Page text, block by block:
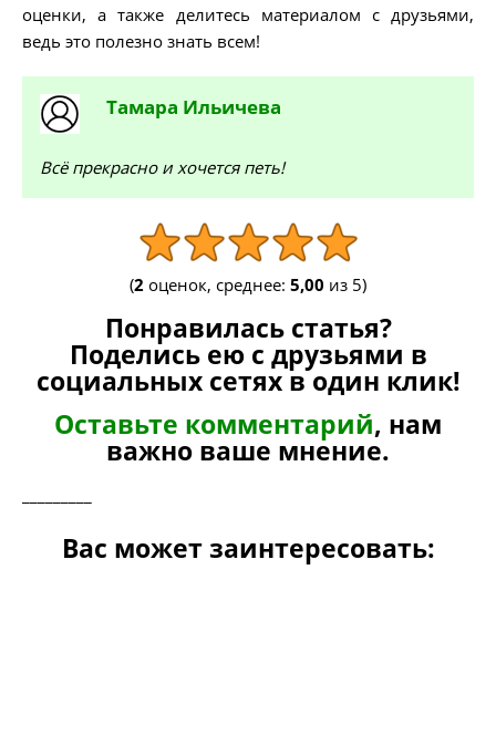
оценки, а также делитесь материалом с друзьями,
ведь это полезно знать всем!
Тамара Ильичева
Всё прекрасно и хочется петь!
(2 оценок, среднее: 5,00 из 5)
Понравилась статья?
Поделись ею с друзьями в
социальных сетях в один клик!
Оставьте комментарий, нам
важно ваше мнение.
Вас может заинтересовать: